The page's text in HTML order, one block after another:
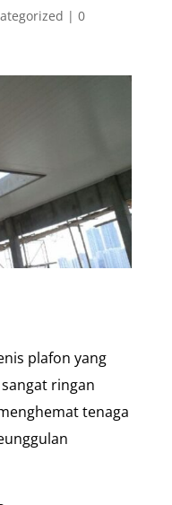
| 0
plafon yang
ringan
tenaga